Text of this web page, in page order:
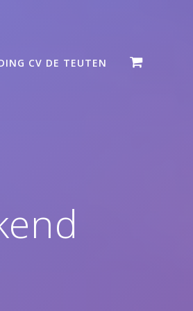
CV DE TEUTEN